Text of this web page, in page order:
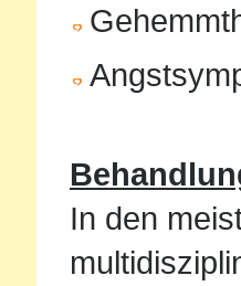
In den